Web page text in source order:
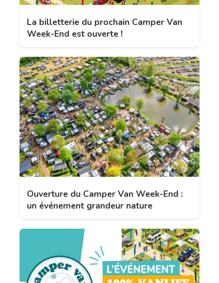
La billetterie du prochain Camper Van
Week-End est ouverte !
Ouverture du Camper Van Week-End :
un événement grandeur nature